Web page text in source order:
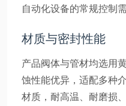
自动化设备的常规控制需
材质与密封性能
产品阀体与管材均选用
蚀性能优异，适配多种
材质，耐高温、耐磨损